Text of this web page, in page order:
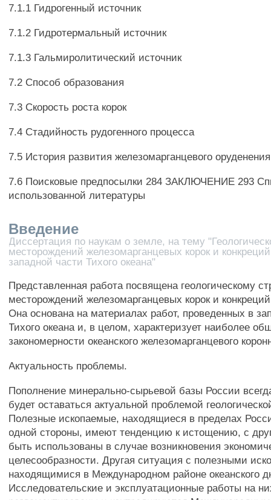
7.1.1 Гидрогенный источник
7.1.2 Гидротермальный источник
7.1.3 Гальмиролитический источник
7.2 Способ образования
7.3 Скорость роста корок
7.4 Стадийность рудогенного процесса
7.5 История развития железомарганцевого
7.6 Поисковые предпосылки 284 ЗАКЛЮЧЕНИЕ 293
использованной литературы
Введение
Диссертация по наукам о земле, на тему
месторождений железомарганцевых корок и
западной части Тихого океана"
Представленная работа посвящена геологическому
месторождений железомарганцевых корок и
Она основана на материалах работ, проведенных в
Тихого океана и, в целом, характеризует наиболее
закономерности океанского железомарганцевого
Актуальность проблемы.
Пополнение минерально-сырьевой базы России
будет оставаться актуальной проблемой
Полезные ископаемые, находящиеся в пределах
одной стороны, имеют тенденцию к истощению, с
быть использованы в случае возникновения
целесообразности. Другая ситуация с полезными
находящимися в Международном районе океанского
Исследовательские и эксплуатационные работы на